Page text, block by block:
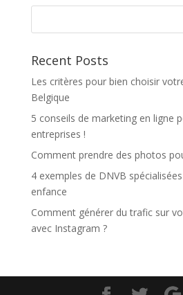
Recent Posts
Les critères pour bien choisir
Belgique
5 conseils de marketing en ligne
entreprises !
Comment prendre des photos
4 exemples de DNVB
enfance
Comment générer du trafic sur
avec Instagram ?